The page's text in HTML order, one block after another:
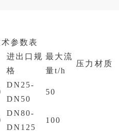
参数表
进出口规
格
最大流
量t/h
压力 材质
DN25-
DN50
50
DN80-
DN125
100